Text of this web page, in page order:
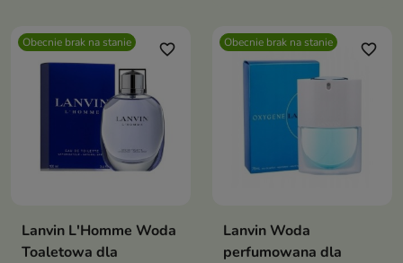
Obecnie brak na stanie favorite_border
Lanvin L'Homme Woda
Toaletowa dla
Obecnie brak na stanie favorite_border
Lanvin Woda
perfumowana dla